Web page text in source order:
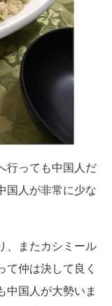
行っても中国人だ
国人が非常に少な
、またカシミール
て仲は決して良く
中国人が大勢いま